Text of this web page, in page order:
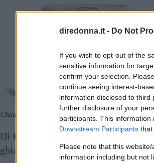
diredonna.it - Do Not
If you wish to opt-out of the
sensitive information for
confirm your selection.
continue seeing interest-
information disclosed to
further disclosure of your
participants. This
Downstream Participants that
Please note that this
information including but not
Chanel (870 euro)
Di Chanel two tone
in
ghiaccio con punta in grosgrain